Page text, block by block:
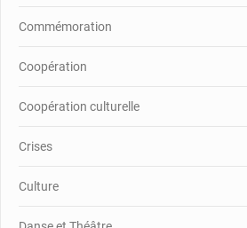
Commémoration
Coopération
Coopération culturelle
Crises
Culture